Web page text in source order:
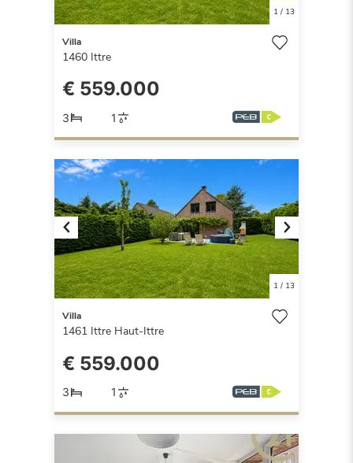
1/ 13
Villa
1460 Ittre
€ 559.000
3 1
Previous Next
1/ 13
Villa
1461 Ittre Haut-Ittre
€ 559.000
3 1